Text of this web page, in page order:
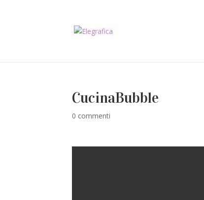
CucinaBubble
0 commenti